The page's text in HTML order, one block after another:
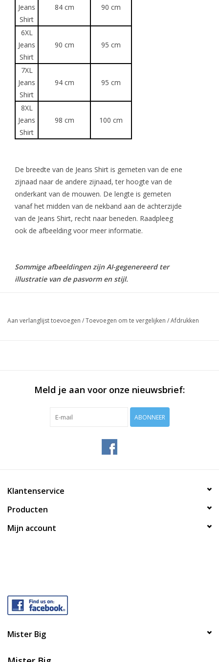
Jeans
Shirt
84 cm 90 cm
6XL
Jeans
Shirt
90 cm 95 cm
7XL
Jeans
Shirt
94 cm 95 cm
8XL
Jeans
Shirt
98 cm 100 cm
De breedte van de Jeans Shirt is gemeten van de ene
zijnaad naar de andere zijnaad, ter hoogte van de
onderkant van de mouwen. De lengte is gemeten
vanaf het midden van de nekband aan de achterzijde
van de Jeans Shirt, recht naar beneden. Raadpleeg
ook de afbeelding voor meer informatie.
Sommige afbeeldingen zijn AI-gegenereerd ter
illustratie van de pasvorm en stijl.
Aan verlanglijst toevoegen /Toevoegen om te vergelijken /Afdrukken
Meld je aan voor onze nieuwsbrief:
ABONNEER
Klantenservice
Producten
Mijn account
Mister Big